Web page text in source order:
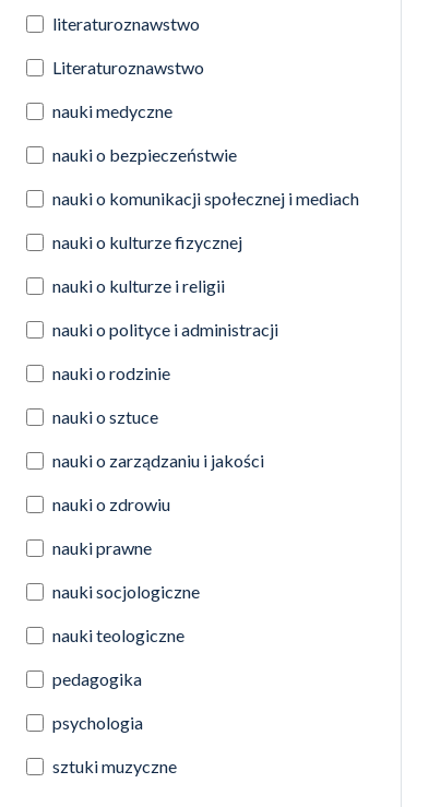
literaturoznawstwo
Literaturoznawstwo
nauki medyczne
nauki o bezpieczeństwie
nauki o komunikacji społecznej i mediach
nauki o kulturze fizycznej
nauki o kulturze i religii
nauki o polityce i administracji
nauki o rodzinie
nauki o sztuce
nauki o zarządzaniu i jakości
nauki o zdrowiu
nauki prawne
nauki socjologiczne
nauki teologiczne
pedagogika
psychologia
sztuki muzyczne